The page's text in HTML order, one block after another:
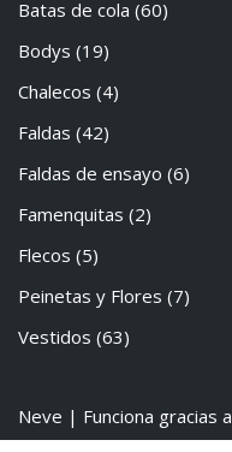
Batas de cola (60)
Bodys (19)
Chalecos (4)
Faldas (42)
Faldas de ensayo (6)
Famenquitas (2)
Flecos (5)
Peinetas y Flores (7)
Vestidos (63)
Neve | Funciona gracias a